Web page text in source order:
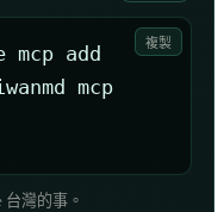
複製
mcp add
mcp
灣的事。